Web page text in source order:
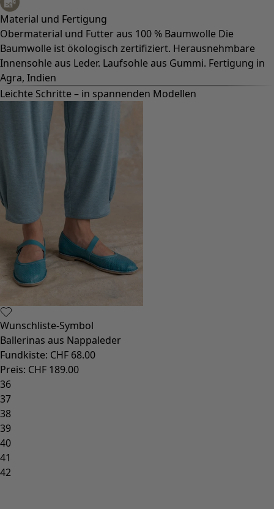
Material und Fertigung
Obermaterial und Futter aus 100 % Baumwolle Die
Baumwolle ist ökologisch zertifiziert. Herausnehmbare
Innensohle aus Leder. Laufsohle aus Gummi. Fertigung in
Agra, Indien
Leichte Schritte – in spannenden Modellen
Wunschliste-Symbol
Ballerinas aus Nappaleder
Fundkiste: CHF 68.00
Preis: CHF 189.00
36
37
38
39
40
41
42